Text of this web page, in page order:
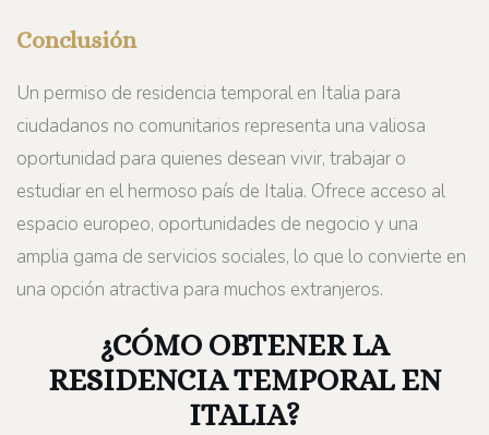
Conclusión
Un permiso de residencia temporal en Italia para
ciudadanos no comunitarios representa una valiosa
oportunidad para quienes desean vivir, trabajar o
estudiar en el hermoso país de Italia. Ofrece acceso al
espacio europeo, oportunidades de negocio y una
amplia gama de servicios sociales, lo que lo convierte en
una opción atractiva para muchos extranjeros.
¿CÓMO OBTENER LA
RESIDENCIA TEMPORAL EN
ITALIA?